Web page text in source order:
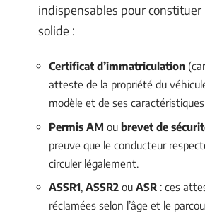
indispensables pour constituer
solide :
Certificat d’immatriculation
atteste de la propriété du
modèle et de ses
Permis AM ou brevet de
preuve que le conducteur
circuler légalement.
ASSR1, ASSR2 ou ASR : ces
réclamées selon l’âge et le